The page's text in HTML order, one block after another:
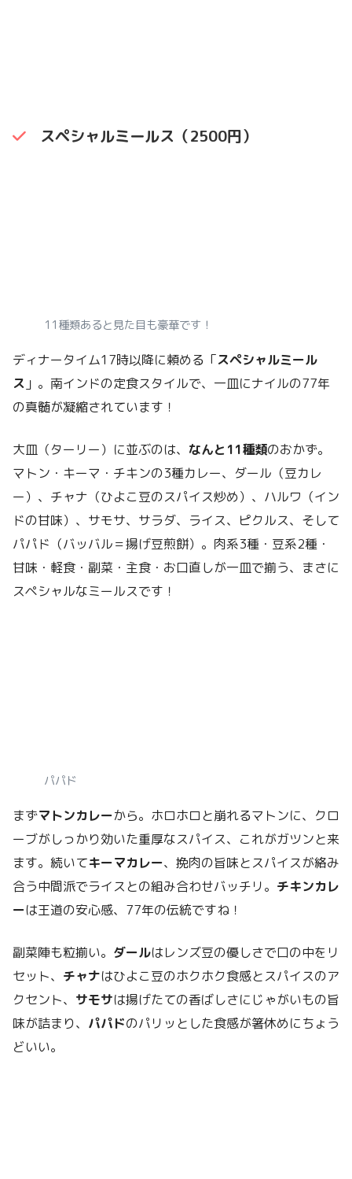
スペシャルミールス（2500円）
11種類あると見た目も豪華です！
ディナータイム17時以降に頼める「スペシャルミール
ス 」。南インドの定食スタイルで、一皿にナイルの77年
の真髄が凝縮されています！
大皿（ターリー）に並ぶのは、 なんと11種類のおかず。
マトン・キーマ・チキンの3種カレー、ダール（豆カレ
ー）、チャナ（ひよこ豆のスパイス炒め）、ハルワ（イン
ドの甘味）、サモサ、サラダ、ライス、ピクルス、そして
パパド（バッバル＝揚げ豆煎餅）。肉系3種・豆系2種・
甘味・軽食・副菜・主食・お口直しが一皿で揃う、まさに
スペシャルなミールスです！
パパド
まずマトンカレーから。ホロホロと崩れるマトンに、クロ
ーブがしっかり効いた重厚なスパイス、これがガツンと来
ます。続いてキーマカレー、挽肉の旨味とスパイスが絡み
合う中間派でライスとの組み合わせバッチリ。 チキンカレ
ーは王道の安心感、77年の伝統ですね！
副菜陣も粒揃い。 ダールはレンズ豆の優しさで口の中をリ
セット、 チャナはひよこ豆のホクホク食感とスパイスのア
クセント、 サモサは揚げたての香ばしさにじゃがいもの旨
味が詰まり、 パパドのパリッとした食感が箸休めにちょう
どいい。